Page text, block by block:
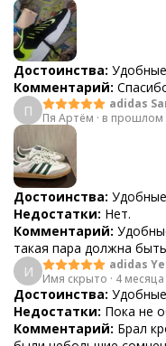
Достоинства:
Комментарий:
П
adidas
Пя Артём · в прошлом
Достоинства:
Недостатки: Нет.
Комментарий:
такая пара должна
И
adidas
Имя скрыто · 4
Достоинства:
Недостатки: Пока не
Комментарий: Брал